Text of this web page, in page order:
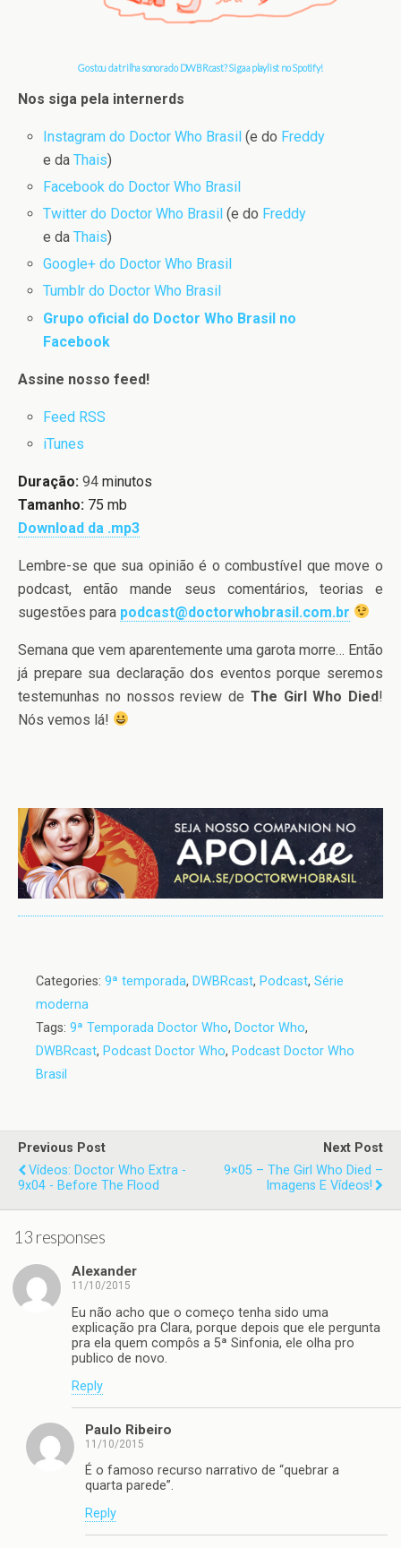
Gostou da trilha sonora do DWBRcast? Siga a playlist no Spotify!
Nos siga pela internerds
Instagram do Doctor Who Brasil (e do Freddy
e daThais)
Facebook do Doctor Who Brasil
Twitter do Doctor Who Brasil (e do Freddy
e daThais)
Google+ do Doctor Who Brasil
Tumblr do Doctor Who Brasil
Grupo oficial do Doctor Who Brasil no
Facebook
Assine nosso feed!
Feed RSS
iTunes
Duração: 94 minutos
Tamanho: 75 mb
Download da .mp3
Lembre-se que sua opinião é o combustível que move o
podcast, então mande seus comentários, teorias e
sugestões para podcast@doctorwhobrasil.com.br
Semana que vem aparentemente uma garota morre… Então
já prepare sua declaração dos eventos porque seremos
testemunhas no nossos review de The Girl Who Died!
Nós vemos lá!
Categories: 9ª temporada, DWBRcast, Podcast, Série
moderna
Tags: 9ª Temporada Doctor Who, Doctor Who,
DWBRcast, Podcast Doctor Who, Podcast Doctor Who
Brasil
Previous Post
Vídeos: Doctor Who Extra -
9x04 - Before The Flood
Next Post
9×05 – The Girl Who Died –
Imagens E Vídeos!
13 responses
Alexander
11/10/2015
Eu não acho que o começo tenha sido uma
explicação pra Clara, porque depois que ele pergunta
pra ela quem compôs a 5ª Sinfonia, ele olha pro
publico de novo.
Reply
Paulo Ribeiro
11/10/2015
É o famoso recurso narrativo de “quebrar a
quarta parede”.
Reply